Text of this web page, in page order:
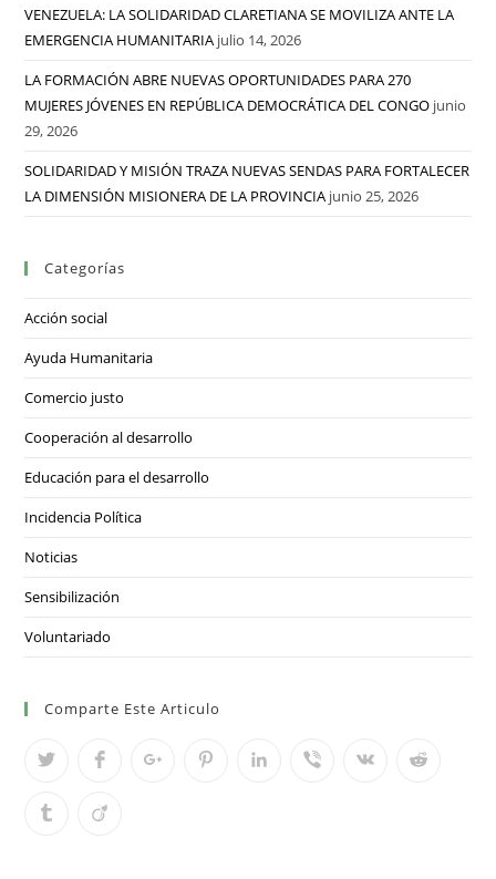
VENEZUELA: LA SOLIDARIDAD CLARETIANA SE MOVILIZA ANTE LA
EMERGENCIA HUMANITARIA julio 14, 2026
LA FORMACIÓN ABRE NUEVAS OPORTUNIDADES PARA 270
MUJERES JÓVENES EN REPÚBLICA DEMOCRÁTICA DEL CONGO junio
29, 2026
SOLIDARIDAD Y MISIÓN TRAZA NUEVAS SENDAS PARA FORTALECER
LA DIMENSIÓN MISIONERA DE LA PROVINCIA junio 25, 2026
Categorías
Acción social
Ayuda Humanitaria
Comercio justo
Cooperación al desarrollo
Educación para el desarrollo
Incidencia Política
Noticias
Sensibilización
Voluntariado
Comparte Este Articulo